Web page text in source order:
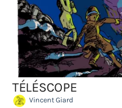
TÉLÉSCOPE
Vincent Giard